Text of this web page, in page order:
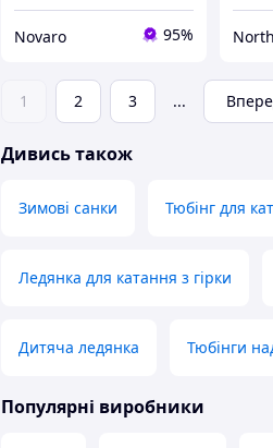
Novaro 95%
1 2 3 ...
Дивись також
Зимові санки Тюбінг для
Ледянка для катання з гірки
Дитяча ледянка Тюбінги
Популярні виробники